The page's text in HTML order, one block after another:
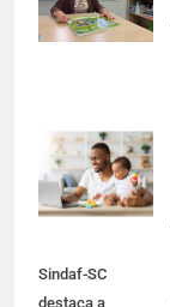
Sindaf-SC
destaca a